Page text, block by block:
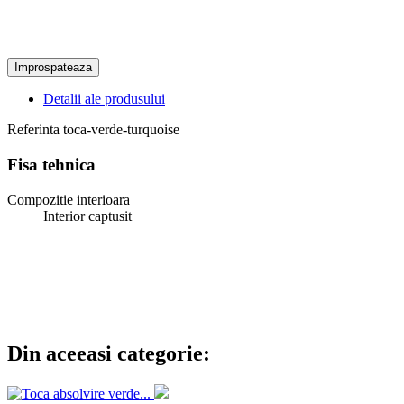
Detalii ale produsului
Referinta toca-verde-turquoise
Fisa tehnica
Compozitie interioara
Interior captusit
Din aceeasi categorie: